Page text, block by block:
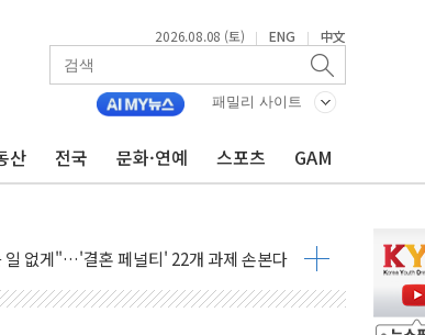
2026.08.08 (토) | ENG | 中文
패밀리 사이트
산 전국 문화·연예 스포츠 GAM
한계·탄약 부족 현실화
폭우…강원 동해안 강한 비 어어져
화원 수거차에 치여 사망
전복…1명 사망·1명 실종
참석..."국제적 시민 연대로 목소리 내야"